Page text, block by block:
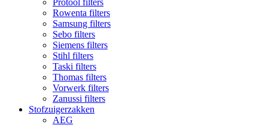
Protool filters
Rowenta filters
Samsung filters
Sebo filters
Siemens filters
Stihl filters
Taski filters
Thomas filters
Vorwerk filters
Zanussi filters
Stofzuigerzakken
AEG